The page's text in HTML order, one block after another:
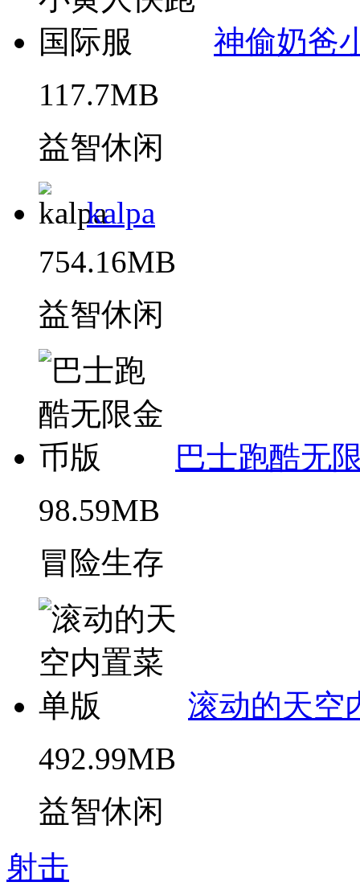
神偷奶爸
117.7MB
益智休闲
kalpa
754.16MB
益智休闲
巴士跑酷无
98.59MB
冒险生存
滚动的天空
492.99MB
益智休闲
射击